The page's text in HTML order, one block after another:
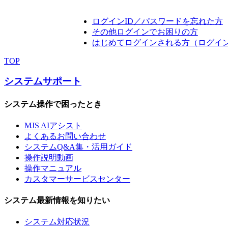
ログインID／パスワードを忘れた方
その他ログインでお困りの方
はじめてログインされる方（ログイ
TOP
システムサポート
システム操作で困ったとき
MJS AIアシスト
よくあるお問い合わせ
システムQ&A集・活用ガイド
操作説明動画
操作マニュアル
カスタマーサービスセンター
システム最新情報を知りたい
システム対応状況